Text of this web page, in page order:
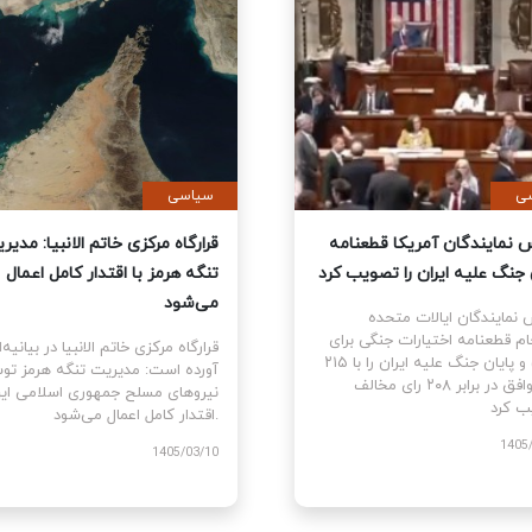
آمریکا قطعنامه
جنگ علیه ایران را تصویب کرد
ایالات متحده
قطعنامه اختیارات جنگی برای
توقف و پایان جنگ علیه ایران را با ۲۱۵
رای موافق در برابر ۲۰۸ رای مخالف
سیاسی
قرارگاه مرکزی خاتم الانبیا:
تنگه هرمز با اقتدار کامل اعمال
می‌شود
قرارگاه مرکزی خاتم الانبیا در
آورده است: مدیریت تنگه هرمز
نیروهای مسلح جمهوری اسلامی
اقتدار کامل اعمال می‌شود.
1405/03/10